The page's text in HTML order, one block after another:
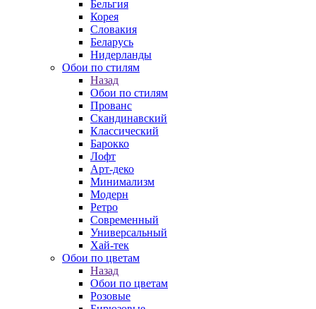
Бельгия
Корея
Словакия
Беларусь
Нидерланды
Обои по стилям
Назад
Обои по стилям
Прованс
Скандинавский
Классический
Барокко
Лофт
Арт-деко
Минимализм
Модерн
Ретро
Современный
Универсальный
Хай-тек
Обои по цветам
Назад
Обои по цветам
Розовые